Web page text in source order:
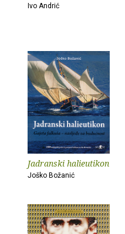
Ivo Andrić
Jadranski halieutikon
Joško Božanić